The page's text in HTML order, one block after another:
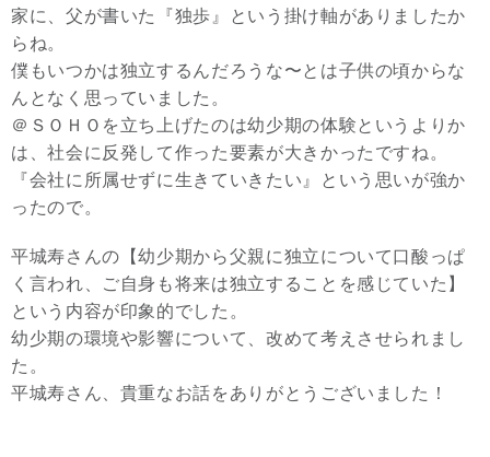
家に、父が書いた『独歩』という掛け軸がありましたか
らね。
僕もいつかは独立するんだろうな〜とは子供の頃からな
んとなく思っていました。
＠ＳＯＨＯを立ち上げたのは幼少期の体験というよりか
は、社会に反発して作った要素が大きかったですね。
『会社に所属せずに生きていきたい』という思いが強か
ったので。
平城寿さんの【幼少期から父親に独立について口酸っぱ
く言われ、ご自身も将来は独立することを感じていた】
という内容が印象的でした。
幼少期の環境や影響について、改めて考えさせられまし
た。
平城寿さん、貴重なお話をありがとうございました！